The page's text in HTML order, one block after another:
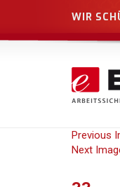
WIR
Previous
Next